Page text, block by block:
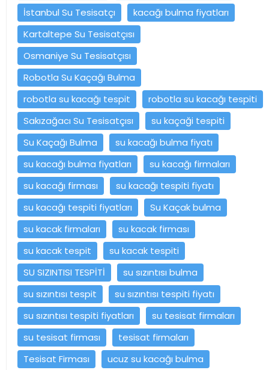
İstanbul Su Tesisatçı
kacağı bulma fiyatları
Kartaltepe Su Tesisatçısı
Osmaniye Su Tesisatçısı
Robotla Su Kaçağı Bulma
robotla su kacağı tespit
robotla su kacağı tespiti
Sakızağacı Su Tesisatçısı
su kaçaği tespiti
Su Kaçağı Bulma
su kacağı bulma fiyatı
su kacağı bulma fiyatları
su kacağı firmaları
su kacağı firması
su kacağı tespiti fiyatı
su kacağı tespiti fiyatları
Su Kaçak bulma
su kacak firmaları
su kacak firması
su kacak tespit
su kacak tespiti
SU SIZINTISI TESPİTİ
su sızıntısı bulma
su sızıntısı tespit
su sızıntısı tespiti fiyatı
su sızıntısı tespiti fiyatları
su tesisat firmaları
su tesisat firması
tesisat firmaları
Tesisat Firması
ucuz su kacağı bulma